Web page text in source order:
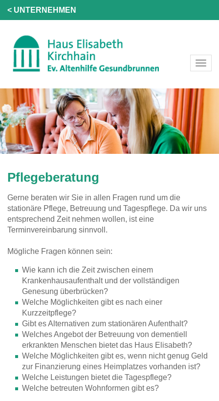
< UNTERNEHMEN
Pflegeberatung
Gerne beraten wir Sie in allen Fragen rund um die
stationäre Pflege, Betreuung und Tagespflege. Da wir uns
entsprechend Zeit nehmen wollen, ist eine
Terminvereinbarung sinnvoll.
Mögliche Fragen können sein:
Wie kann ich die Zeit zwischen einem
Krankenhausaufenthalt und der vollständigen
Genesung überbrücken?
Welche Möglichkeiten gibt es nach einer
Kurzzeitpflege?
Gibt es Alternativen zum stationären Aufenthalt?
Welches Angebot der Betreuung von dementiell
erkrankten Menschen bietet das Haus Elisabeth?
Welche Möglichkeiten gibt es, wenn nicht genug Geld
zur Finanzierung eines Heimplatzes vorhanden ist?
Welche Leistungen bietet die Tagespflege?
Welche betreuten Wohnformen gibt es?